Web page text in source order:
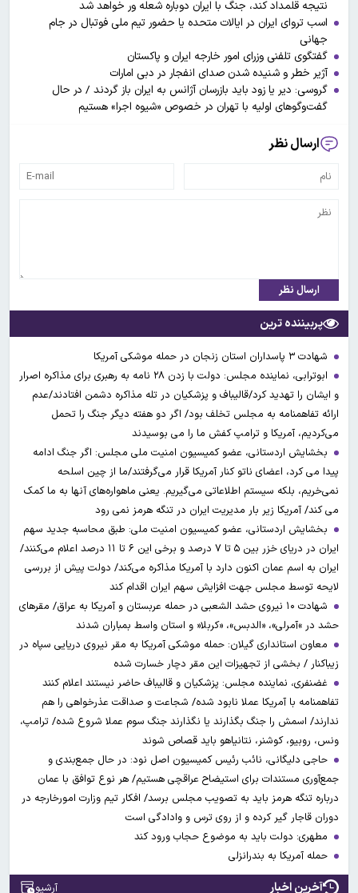
نتیجه قلمداد کند، جنگ با ایران دوباره شعله ور خواهد شد
اسب تروای ایران در ایالات متحده یا حضور تیم ملی فوتبال در جام
جهانی
گفتگوی تلفنی وزرای امور خارجه ایران و پاکستان
آژیر خطر و شنیده شدن صدای انفجار در دبی امارات
گروسی: دیر یا زود باید بازرسان آژانس به ایران باز گردند / در حال
گفت‌وگوهای اولیه با تهران در خصوص «شیوه اجرا» هستیم
ارسال نظر
ارسال نظر
پربیننده ترین
شهادت ۳ ‌پاسداران استان زنجان در حمله موشکی آمریکا
ابوترابی، نماینده مجلس: دولت با زدن ۲۸ نامه به رهبری برای مذاکره اصرار
و ایشان را تهدید کرد/قالیباف و پزشکیان در تله مذاکره دشمن افتادند/عدم
ارائه تفاهمنامه به مجلس تخلف بود/ اگر دو هفته دیگر جنگ را تحمل
می‌کردیم، آمریکا و ترامپ کفش ما را می بوسیدند
بخشایش اردستانی، عضو کمیسیون امنیت ملی مجلس: اگر جنگ ادامه
پیدا می کرد، اعضای ناتو کنار آمریکا قرار می‌گرفتند/ما از چین اسلحه
نمی‌خریم، بلکه سیستم اطلاعاتی می‌گیریم. یعنی ماهواره‌های آنها به ما کمک
می کند/ آمریکا زیر بار مدیریت ایران در تنگه هرمز نمی رود
بخشایش اردستانی، عضو کمیسیون امنیت ملی: طبق محاسبه جدید سهم
ایران در دریای خزر بین ۵ تا ۷ درصد و برخی این ۶ تا ۱۱ درصد اعلام می‌کنند/
ایران به اسم عمان اکنون دارد با آمریکا مذاکره می‌کند/ دولت پیش از بررسی
لایحه توسط مجلس جهت افزایش سهم ایران اقدام کند
شهادت ۱۰ نیروی حشد الشعبی در حمله عربستان و آمریکا به عراق/ مقرهای
حشد در »آمرلی»، «الدبس»، «کربلا« و استان واسط بمباران شدند
معاون استانداری گیلان: حمله موشکی آمریکا به مقر نیروی دریایی سپاه در
زیباکنار / بخشی از تجهیزات این مقر دچار خسارت شده
غضنفری، نماینده مجلس: پزشکیان و قالیباف حاضر نیستند اعلام کنند
تفاهمنامه با آمریکا عملا نابود شده/ شجاعت و صداقت عذرخواهی را هم
ندارند/ اسمش را جنگ بگذارند یا نگذارند جنگ سوم عملا شروع شده/ ترامپ،
ونس، روبیو، کوشنر، نتانیاهو باید قصاص شوند
حاجی دلیگانی، نائب رئیس کمیسیون اصل نود: در حال جمع‌بندی و
جمع‌آوری مستندات برای استیضاح عراقچی هستیم/ هر نوع توافق با عمان
درباره تنگه هرمز باید به تصویب مجلس برسد/ افکار تیم وزارت امورخارجه در
دوران قاجار گیر کرده و از روی ترس و وادادگی است
مطهری: دولت باید به موضوع حجاب ورود کند
حمله آمریکا به بندرانزلی
آخرین اخبار آرشیو